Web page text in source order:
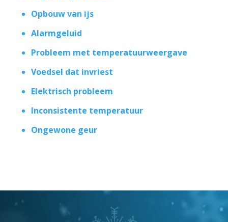
Opbouw van ijs
Alarmgeluid
Probleem met temperatuurweergave
Voedsel dat invriest
Elektrisch probleem
Inconsistente temperatuur
Ongewone geur